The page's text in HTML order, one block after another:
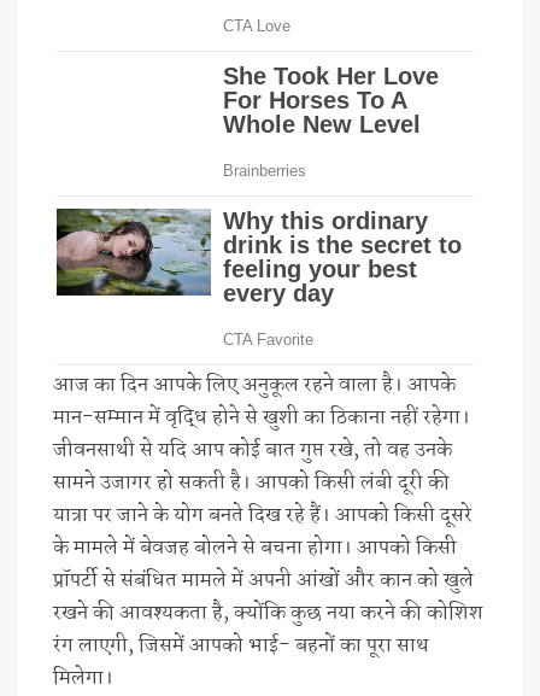
आज का दिन आपके लिए अनुकूल रहने वाला है। आपके
मान-सम्मान में वृद्धि होने से खुशी का ठिकाना नहीं रहेगा।
जीवनसाथी से यदि आप कोई बात गुप्त रखे, तो वह उनके
सामने उजागर हो सकती है। आपको किसी लंबी दूरी की
यात्रा पर जाने के योग बनते दिख रहे हैं। आपको किसी दूसरे
के मामले में बेवजह बोलने से बचना होगा। आपको किसी
प्रॉपर्टी से संबंधित मामले में अपनी आंखों और कान को खुले
रखने की आवश्यकता है, क्योंकि कुछ नया करने की कोशिश
रंग लाएगी, जिसमें आपको भाई- बहनों का पूरा साथ
मिलेगा।